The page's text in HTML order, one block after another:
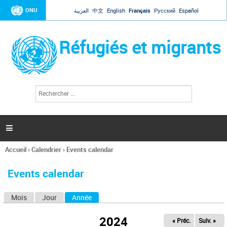
Jump to navigation
ONU العربية 中文 English Français Русский Español
Réfugiés et migrants
l
c
h
e

Vous
ici
Accueil›Calendrier› Events calendar
Events calendar
Mois Jour Année
2024 « Préc. Suiv. »